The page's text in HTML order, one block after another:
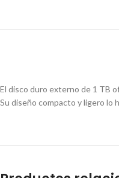
El disco duro externo de 1 TB
Su diseño compacto y ligero lo